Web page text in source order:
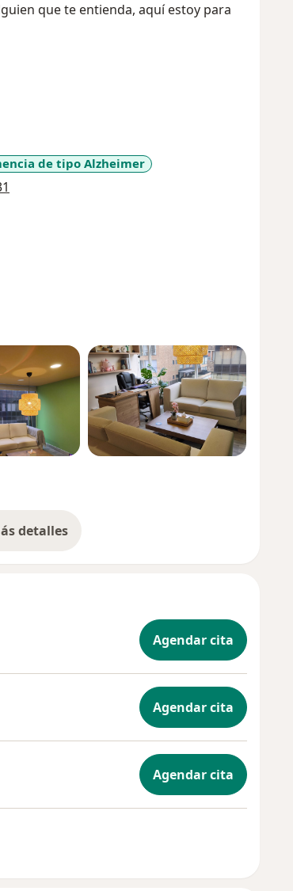
que te entienda, aquí estoy para
de tipo Alzheimer
detalles
sobre la experiencia
Agendar cita
Agendar cita
Agendar cita